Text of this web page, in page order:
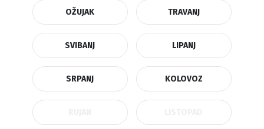
OŽUJAK TRAVANJ
SVIBANJ LIPANJ
SRPANJ KOLOVOZ